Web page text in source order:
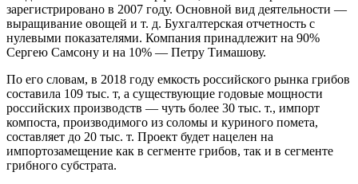
зарегистрировано в 2007 году. Основной вид деятельности —
выращивание овощей и т. д. Бухгалтерская отчетность с
нулевыми показателями. Компания принадлежит на 90%
Сергею Самсону и на 10% — Петру Тимашову.
По его словам, в 2018 году емкость российского рынка грибов
составила 109 тыс. т, а существующие годовые мощности
российских производств — чуть более 30 тыс. т., импорт
компоста, производимого из соломы и куриного помета,
составляет до 20 тыс. т. Проект будет нацелен на
импортозамещение как в сегменте грибов, так и в сегменте
грибного субстрата.